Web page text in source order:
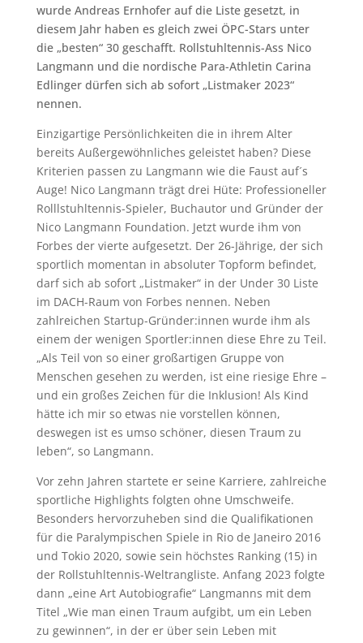
wurde Andreas Ernhofer auf die Liste gesetzt, in
diesem Jahr haben es gleich zwei ÖPC-Stars unter
die „besten“ 30 geschafft. Rollstuhltennis-Ass Nico
Langmann und die nordische Para-Athletin Carina
Edlinger dürfen sich ab sofort „Listmaker 2023“
nennen.
Einzigartige Persönlichkeiten die in ihrem Alter
bereits Außergewöhnliches geleistet haben? Diese
Kriterien passen zu Langmann wie die Faust auf´s
Auge! Nico Langmann trägt drei Hüte: Professioneller
Rolllstuhltennis-Spieler, Buchautor und Gründer der
Nico Langmann Foundation. Jetzt wurde ihm von
Forbes der vierte aufgesetzt. Der 26-Jährige, der sich
sportlich momentan in absoluter Topform befindet,
darf sich ab sofort „Listmaker“ in der Under 30 Liste
im DACH-Raum von Forbes nennen. Neben
zahlreichen Startup-Gründer:innen wurde ihm als
einem der wenigen Sportler:innen diese Ehre zu Teil.
„Als Teil von so einer großartigen Gruppe von
Menschen gesehen zu werden, ist eine riesige Ehre –
und ein großes Zeichen für die Inklusion! Als Kind
hätte ich mir so etwas nie vorstellen können,
deswegen ist es umso schöner, diesen Traum zu
leben“, so Langmann.
Vor zehn Jahren startete er seine Karriere, zahlreiche
sportliche Highlights folgten ohne Umschweife.
Besonders hervorzuheben sind die Qualifikationen
für die Paralympischen Spiele in Rio de Janeiro 2016
und Tokio 2020, sowie sein höchstes Ranking (15) in
der Rollstuhltennis-Weltrangliste. Anfang 2023 folgte
dann „eine Art Autobiografie“ Langmanns mit dem
Titel „Wie man einen Traum aufgibt, um ein Leben
zu gewinnen“, in der er über sein Leben mit